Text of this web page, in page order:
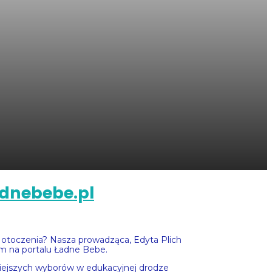
Nasza prowadząca, Edyta Plich
na portalu Ładne Bebe.
wyborów w edukacyjnej drodze